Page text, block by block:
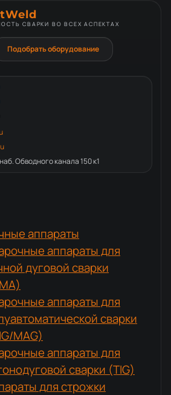
СВАРКИ ВО ВСЕХ АСПЕКТАХ
Обводного канала 150 к1
Подобрать оборудование
аппараты
аппараты для
дуговой сварки
аппараты для
сварки
MAG)
аппараты для
сварки (TIG)
для строжки